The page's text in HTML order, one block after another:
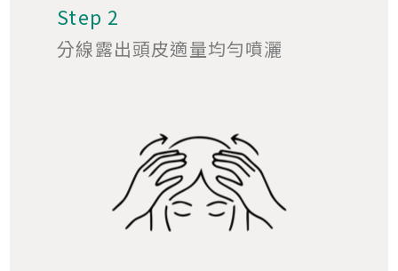
Step 2
分線露出頭皮適量均勻噴灑